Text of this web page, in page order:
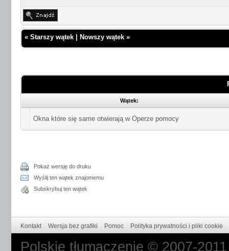
« Starszy wątek Nowszy wątek »
Wątek:
Okna które się same otwierają w Operze pomocy
Pokaż wersję do druku
Wyślij ten wątek znajomemu
Subskrybuj ten wątek
Kontakt Wersja bez grafiki Pomoc Polityka prywatności i pliki cookie
Polskie tłumaczenie © 2007-